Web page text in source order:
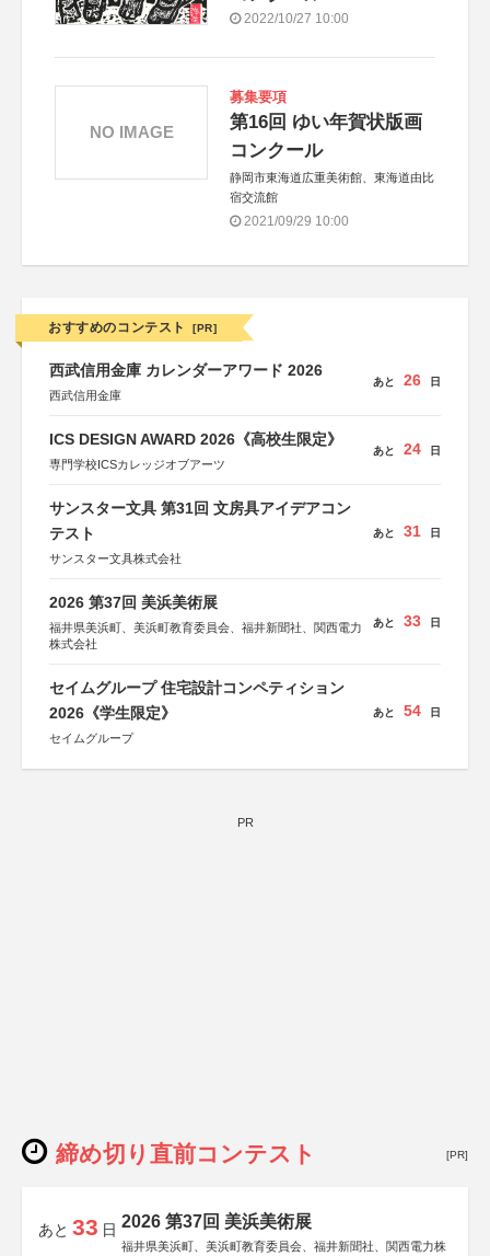
2022/10/27 10:00
募集要項
第16回 ゆい年賀状版画
コンクール
静岡市東海道広重美術館、東海道由比
宿交流館
2021/09/29 10:00
NO IMAGE
おすすめのコンテスト [PR]
西武信用金庫 カレンダーアワード 2026
西武信用金庫
あと 26 日
ICS DESIGN AWARD 2026《高校生限定》
専門学校ICSカレッジオブアーツ
あと 24 日
サンスター文具 第31回 文房具アイデアコン
テスト
サンスター文具株式会社
あと 31 日
2026 第37回 美浜美術展
福井県美浜町、美浜町教育委員会、福井新聞社、関西電力
株式会社
あと 33 日
セイムグループ 住宅設計コンペティション
2026《学生限定》
セイムグループ
あと 54 日
PR
締め切り直前コンテスト [PR]
あと 33 日 2026 第37回 美浜美術展
福井県美浜町、美浜町教育委員会、福井新聞社、関西電力株